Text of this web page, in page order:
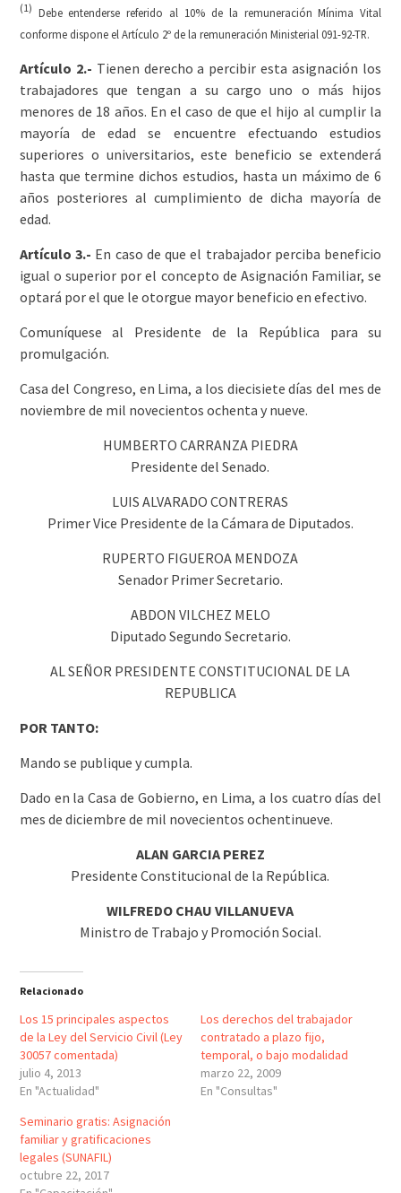
(1) Debe entenderse referido al 10% de la remuneración Mínima Vital
conforme dispone el Artículo 2º de la remuneración Ministerial 091-92-TR.
Artículo 2.- Tienen derecho a percibir esta asignación los
trabajadores que tengan a su cargo uno o más hijos
menores de 18 años. En el caso de que el hijo al cumplir la
mayoría de edad se encuentre efectuando estudios
superiores o universitarios, este beneficio se extenderá
hasta que termine dichos estudios, hasta un máximo de 6
años posteriores al cumplimiento de dicha mayoría de
edad.
Artículo 3.- En caso de que el trabajador perciba beneficio
igual o superior por el concepto de Asignación Familiar, se
optará por el que le otorgue mayor beneficio en efectivo.
Comuníquese al Presidente de la República para su
promulgación.
Casa del Congreso, en Lima, a los diecisiete días del mes de
noviembre de mil novecientos ochenta y nueve.
HUMBERTO CARRANZA PIEDRA
Presidente del Senado.
LUIS ALVARADO CONTRERAS
Primer Vice Presidente de la Cámara de Diputados.
RUPERTO FIGUEROA MENDOZA
Senador Primer Secretario.
ABDON VILCHEZ MELO
Diputado Segundo Secretario.
AL SEÑOR PRESIDENTE CONSTITUCIONAL DE LA
REPUBLICA
POR TANTO:
Mando se publique y cumpla.
Dado en la Casa de Gobierno, en Lima, a los cuatro días del
mes de diciembre de mil novecientos ochentinueve.
ALAN GARCIA PEREZ
Presidente Constitucional de la República.
WILFREDO CHAU VILLANUEVA
Ministro de Trabajo y Promoción Social.
Relacionado
Los 15 principales aspectos
de la Ley del Servicio Civil (Ley
30057 comentada)
julio 4, 2013
En "Actualidad"
Los derechos del trabajador
contratado a plazo fijo,
temporal, o bajo modalidad
marzo 22, 2009
En "Consultas"
Seminario gratis: Asignación
familiar y gratificaciones
legales (SUNAFIL)
octubre 22, 2017